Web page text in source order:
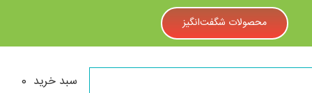
محصولات شگفت‌انگیز
سبد خرید 0